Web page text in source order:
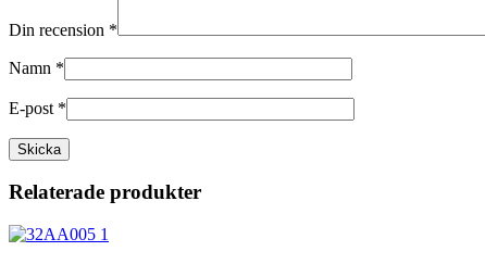
Din recension *
Namn *
E-post *
Relaterade produkter